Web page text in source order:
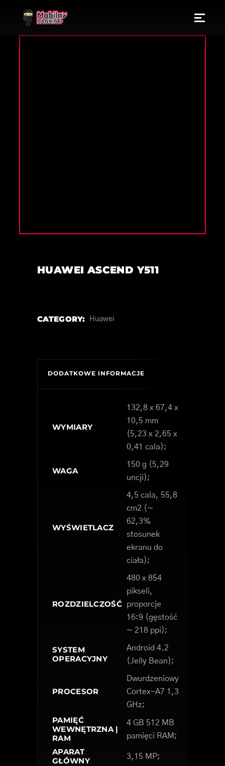
HUAWEI ASCEND Y511
CATEGORY: Huawei
DODATKOWE INFORMACJE
WYMIARY
132,8 x 67,4 x
10,5 mm
(5,23 x 2,65 x
0,41 cala);
WAGA
150 g (5,29
uncji);
WYŚWIETLACZ
4,5 cala, 55,8
cm2 (~
62,3%
stosunek
ekranu do
ciała);
ROZDZIELCZOŚĆ
480 x 854
pikseli,
proporcje
16:9 (gęstość
~ 218 ppi);
SYSTEM
OPERACYJNY
Android 4.2
(Jelly Bean);
PROCESOR
Dwurdzeniowy
Cortex-A7 1,3
GHz;
PAMIĘĆ
WEWNĘTRZNA |
RAM
4 GB 512 MB
pamięci RAM;
APARAT
GŁÓWNY
3,15 MP;